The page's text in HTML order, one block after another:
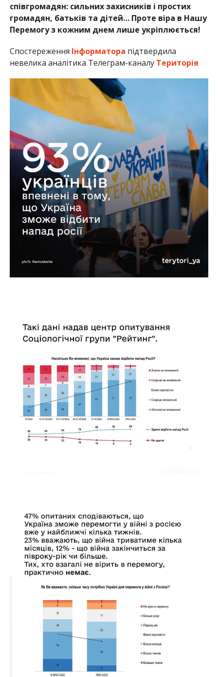
співгромадян: сильних захисників і простих
громадян, батьків та дітей… Проте віра в Нашу
Перемогу з кожним днем лише укріплюється!
Спостереження Інформатора підтвердила
невелика аналітика Телеграм-каналу Територія